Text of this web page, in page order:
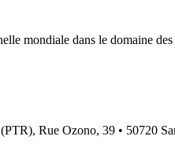
mondiale dans le domaine
Rue Ozono, 39 • 50720